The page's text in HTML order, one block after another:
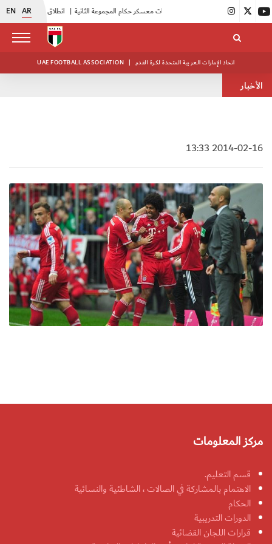
EN AR انطلاق منافسات بطولة النخبة لحرس الرئاسة |
UAE FOOTBALL ASSOCIATION | اتحاد الإمارات العربية المتحدة لكرة القدم
الأخبار
2014-02-16 13:33
مركز المعلومات
قسم التعليم.
الاهتمام بالمشاركة في الصالات ، الشاطئية والنسائية
الحكام
الدورات التدريبية
قرارات اللجان القضائية